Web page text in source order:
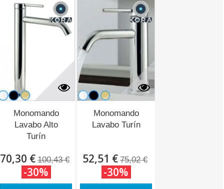
Monomando
Lavabo Alto
Turín
70,30 € 100,43 €
-30%
Monomando
Lavabo Turín
52,51 € 75,02 €
-30%